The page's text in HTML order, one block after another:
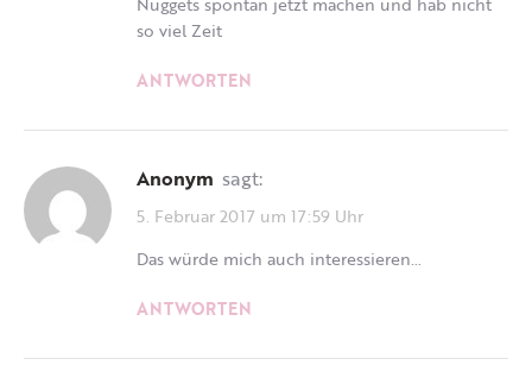
so viel Zeit
ANTWORTEN
Anonym sagt:
5. Februar 2017 um 17:59 Uhr
Das würde mich auch interessieren…
ANTWORTEN